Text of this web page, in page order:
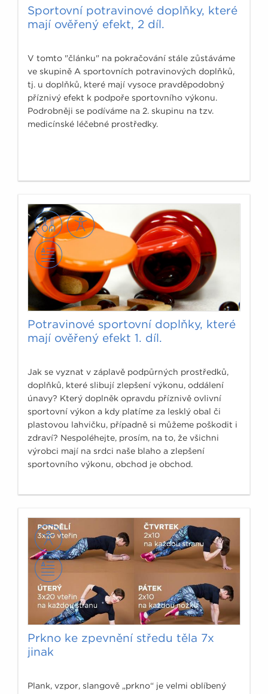
Sportovní potravinové doplňky, které
mají ověřený efekt, 2 díl.
V tomto "článku" na pokračování stále zůstáváme
ve skupině A sportovních potravinových doplňků,
tj. u doplňků, které mají vysoce pravděpodobný
příznivý efekt k podpoře sportovního výkonu.
Podrobněji se podíváme na 2. skupinu na tzv.
medicínské léčebné prostředky.
Potravinové sportovní doplňky, které
mají ověřený efekt 1. díl.
Jak se vyznat v záplavě podpůrných prostředků,
doplňků, které slibují zlepšení výkonu, oddálení
únavy? Který doplněk opravdu příznivě ovlivní
sportovní výkon a kdy platíme za lesklý obal či
plastovou lahvičku, případně si můžeme poškodit i
zdraví? Nespoléhejte, prosím, na to, že všichni
výrobci mají na srdci naše blaho a zlepšení
sportovního výkonu, obchod je obchod.
Prkno ke zpevnění středu těla 7x
jinak
Plank, vzpor, slangově „prkno“ je velmi oblíbený